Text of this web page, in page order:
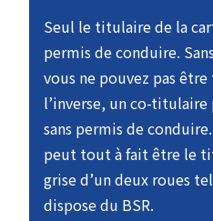
Seul le titulaire de la
permis de conduire.
vous ne pouvez pas
l’inverse, un co-
sans permis de
peut tout à fait être le
grise d’un deux roues
dispose du BSR.